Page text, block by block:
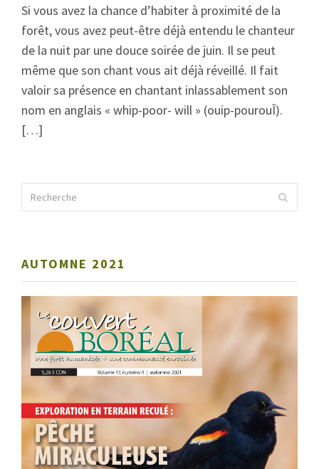
Si vous avez la chance d’habiter à proximité de la
forêt, vous avez peut-être déjà entendu le chanteur
de la nuit par une douce soirée de juin. Il se peut
même que son chant vous ait déjà réveillé. Il fait
valoir sa présence en chantant inlassablement son
nom en anglais « whip-poor- will » (ouip-pourouÎ).
[…]
AUTOMNE 2021